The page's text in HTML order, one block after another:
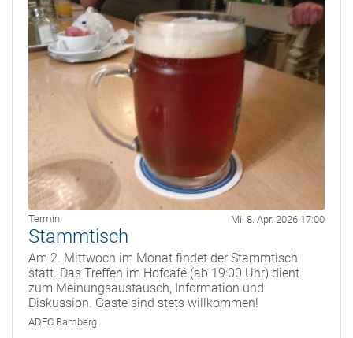
Termin Mi. 8. Apr. 2026 17:00
Stammtisch
Am 2. Mittwoch im Monat findet der Stammtisch
statt. Das Treffen im Hofcafé (ab 19:00 Uhr) dient
zum Meinungsaustausch, Information und
Diskussion. Gäste sind stets willkommen!
ADFC Bamberg